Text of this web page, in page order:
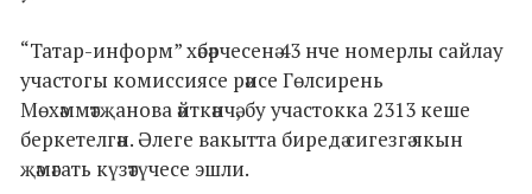
“Татар-информ” хәбәрчесенә 43 нче номерлы сайлау
участогы комиссиясе рәисе Гөлсирень
Мөхәммәтҗанова әйткәнчә, бу участокка 2313 кеше
беркетелгән. Әлеге вакытта биредә сигезгә якын
җәмәгать күзәтүчесе эшли.